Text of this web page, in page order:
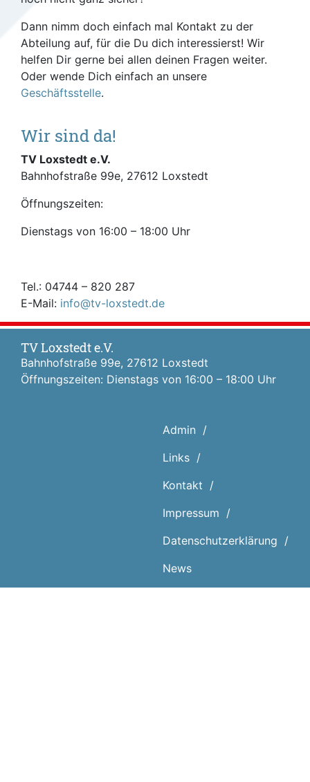
Dann nimm doch einfach mal Kontakt zu der
Abteilung auf, für die Du dich interessierst! Wir
helfen Dir gerne bei allen deinen Fragen weiter.
Oder wende Dich einfach an unsere
Geschäftsstelle.
Wir sind da!
TV Loxstedt e.V.
Bahnhofstraße 99e, 27612 Loxstedt
Öffnungszeiten:
Dienstags von 16:00 – 18:00 Uhr
Tel.: 04744 – 820 287
E-Mail: info@tv-loxstedt.de
TV Loxstedt e.V.
Bahnhofstraße 99e, 27612 Loxstedt
Öffnungszeiten: Dienstags von 16:00 – 18:00 Uhr
Admin
Links
Kontakt
Impressum
Datenschutz­erklärung
News